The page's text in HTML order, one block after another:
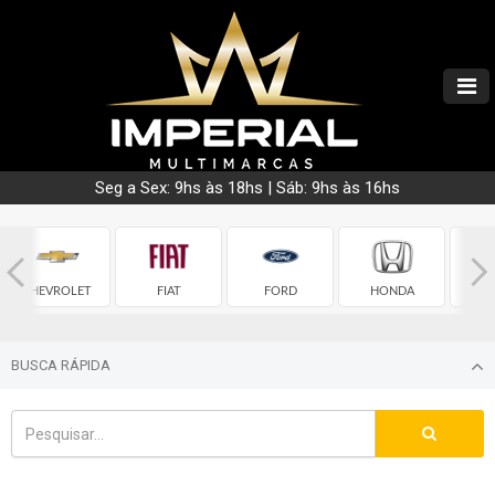
Seg a Sex: 9hs às 18hs | Sáb: 9hs às 16hs
CHEVROLET FIAT FORD HONDA
BUSCA RÁPIDA